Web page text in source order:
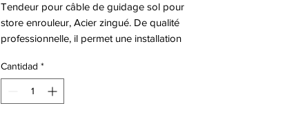
Tendeur pour câble de guidage sol pour
store enrouleur, Acier zingué. De qualité
professionnelle, il permet une installation
Cantidad *